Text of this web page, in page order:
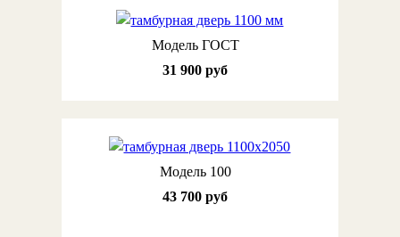
Модель ГОСТ
31 900 руб
Модель 100
43 700 руб